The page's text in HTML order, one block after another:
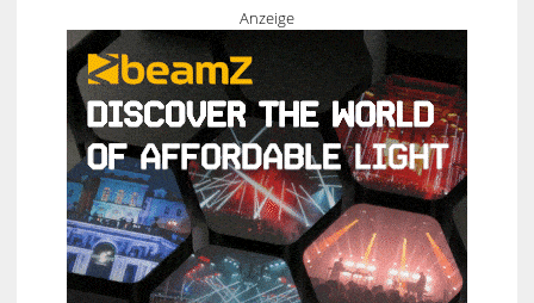
Anzeige